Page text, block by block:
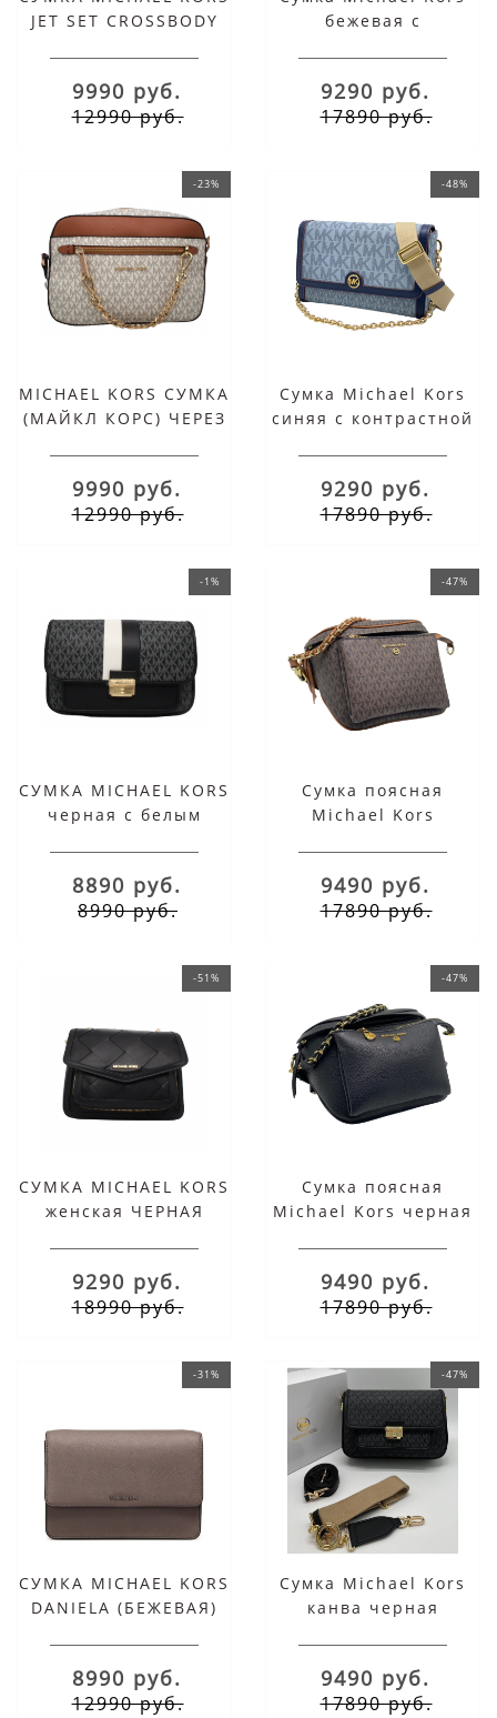
JET SET CROSSBODY
9990 руб.
12990 руб.
бежевая с
9290 руб.
17890 руб.
-23%
MICHAEL KORS СУМКА
(МАЙКЛ КОРС) ЧЕРЕЗ
9990 руб.
12990 руб.
-48%
Сумка Michael Kors
синяя с контрастной
9290 руб.
17890 руб.
-1%
СУМКА MICHAEL KORS
черная с белым
8890 руб.
8990 руб.
-47%
Сумка поясная
Michael Kors
9490 руб.
17890 руб.
-51%
СУМКА MICHAEL KORS
женская ЧЕРНАЯ
9290 руб.
18990 руб.
-47%
Сумка поясная
Michael Kors черная
9490 руб.
17890 руб.
-31%
СУМКА MICHAEL KORS
DANIELA (БЕЖЕВАЯ)
8990 руб.
12990 руб.
-47%
Сумка Michael Kors
канва черная
9490 руб.
17890 руб.